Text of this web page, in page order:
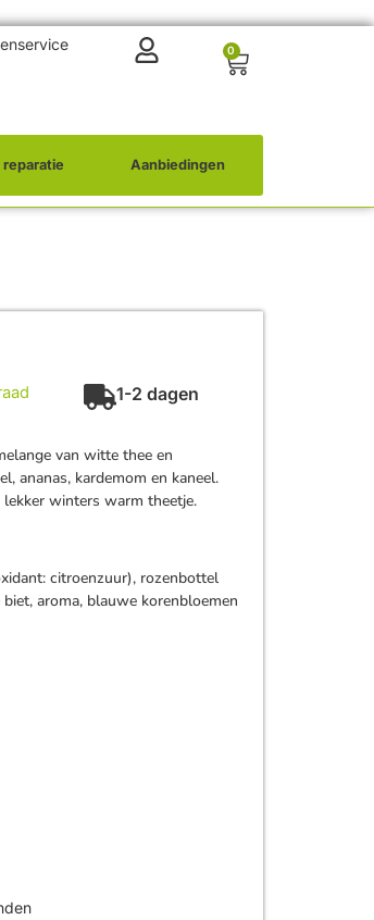
0
reparatie Aanbiedingen
1-2 dagen
van witte thee en
ananas, kardemom en kaneel.
lekker winters warm theetje.
citroenzuur), rozenbottel
aroma, blauwe korenbloemen